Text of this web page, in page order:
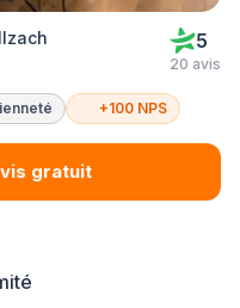
5
20 avis
+100 NPS
gratuit